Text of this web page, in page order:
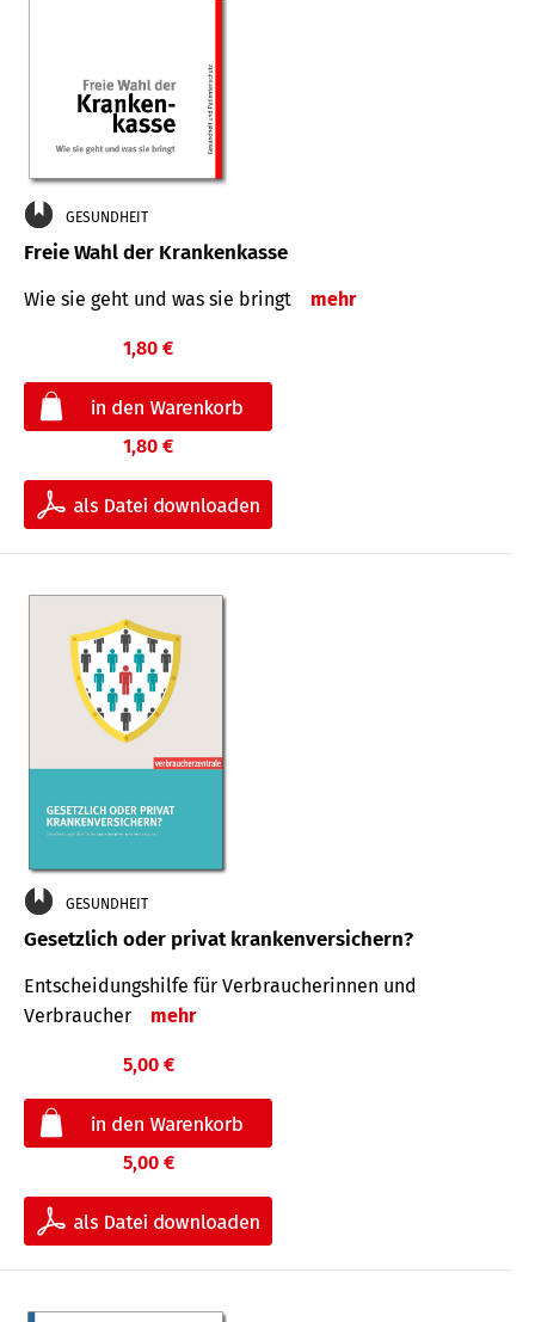
GESUNDHEIT
Freie Wahl der Krankenkasse
Wie sie geht und was sie bringt mehr
1,80 €
1,80 €
GESUNDHEIT
Gesetzlich oder privat krankenversichern?
Entscheidungshilfe für Verbraucherinnen und
Verbraucher
mehr
5,00 €
5,00 €